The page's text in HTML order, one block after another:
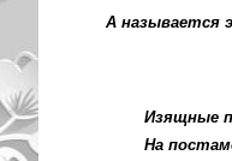
А называется
Изящные
На